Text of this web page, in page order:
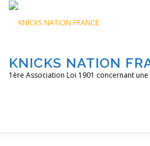
Aller
contenu
KNICKS NATION
1ère Association Loi 1901 concernant une